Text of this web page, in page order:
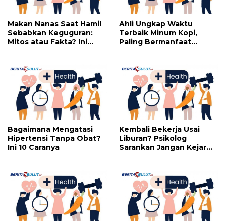
Makan Nanas Saat Hamil
Sebabkan Keguguran:
Mitos atau Fakta? Ini
Ahli Ungkap Waktu
Terbaik Minum Kopi,
Paling Bermanfaat
Bagaimana Mengatasi
Hipertensi Tanpa Obat?
Ini 10 Caranya
Kembali Bekerja Usai
Liburan? Psikolog
Sarankan Jangan Kejar